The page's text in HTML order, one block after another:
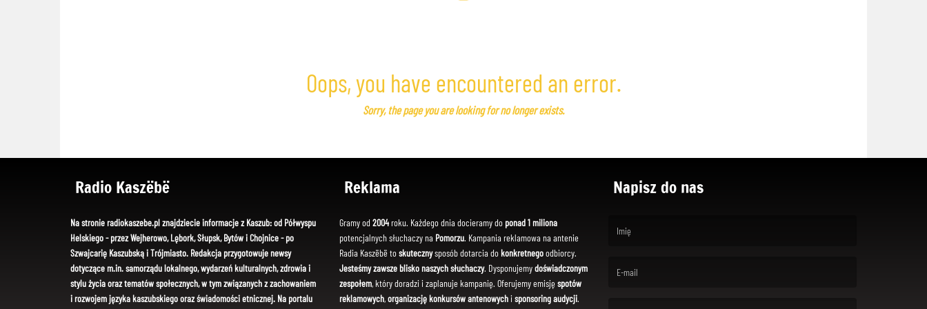
Oops, you have encountered an error.
Sorry, the page you are looking for no longer exists.
Radio Kaszëbë
Na stronie radiokaszebe.pl znajdziecie informacje z Kaszub: od Półwyspu
Helskiego - przez Wejherowo, Lębork, Słupsk, Bytów i Chojnice - po
Szwajcarię Kaszubską i Trójmiasto. Redakcja przygotowuje newsy
dotyczące m.in. samorządu lokalnego, wydarzeń kulturalnych, zdrowia i
stylu życia oraz tematów społecznych, w tym związanych z zachowaniem
i rozwojem języka kaszubskiego oraz świadomości etnicznej. Na portalu
Reklama
Gramy od 2004roku. Każdego dnia docieramy do ponad 1 miliona
potencjalnych słuchaczy na Pomorzu. Kampania reklamowa na antenie
Radia Kaszëbë toskutecznysposób dotarcia dokonkretnegoodbiorcy.
Jesteśmy zawsze blisko naszych słuchaczy. Dysponujemydoświadczonym
zespołem, który doradzi i zaplanuje kampanię. Oferujemy emisję spotów
reklamowych,organizację konkursów antenowychi sponsoring audycji.
Napisz do nas